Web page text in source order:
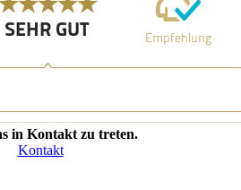
in Kontakt zu treten.
Kontakt